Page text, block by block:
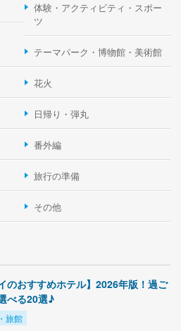
体験・アクティビティ・スポー
ツ
テーマパーク・博物館・美術館
花火
日帰り・弾丸
番外編
旅行の準備
その他
のおすすめホテル】2026年版！過ご
べる20選♪
旅館